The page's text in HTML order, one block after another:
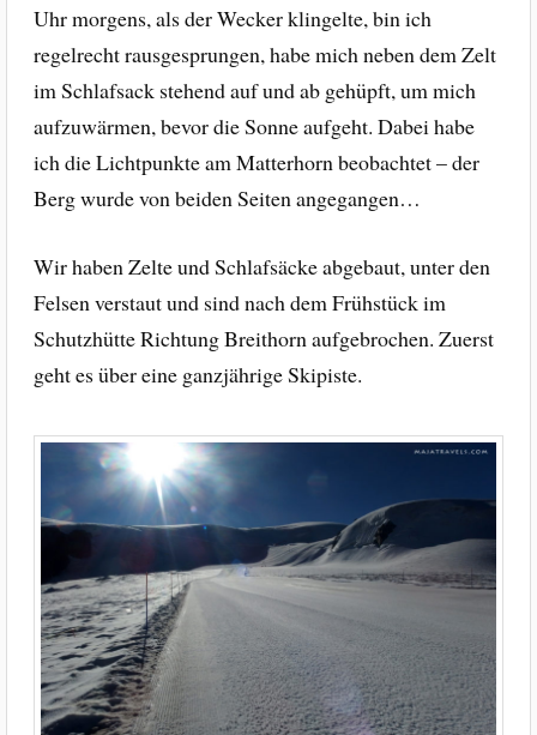
Uhr morgens, als der Wecker klingelte, bin ich
regelrecht rausgesprungen, habe mich neben dem Zelt
im Schlafsack stehend auf und ab gehüpft, um mich
aufzuwärmen, bevor die Sonne aufgeht. Dabei habe
ich die Lichtpunkte am Matterhorn beobachtet – der
Berg wurde von beiden Seiten angegangen…
Wir haben Zelte und Schlafsäcke abgebaut, unter den
Felsen verstaut und sind nach dem Frühstück im
Schutzhütte Richtung Breithorn aufgebrochen. Zuerst
geht es über eine ganzjährige Skipiste.